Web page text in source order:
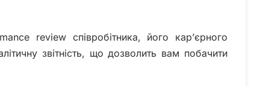
review співробітника, його кар’єрного
звітність, що дозволить вам побачити